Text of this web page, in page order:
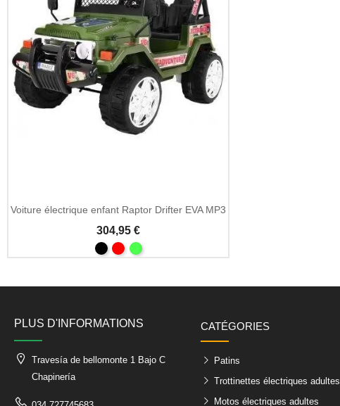
Voiture électrique enfant Raptor Drifter EVA MP3
304,95 €
PLUS D'INFORMATIONS
Travesía de bellomonte 1 Bajo C
Chapinería
CATÉGORIES
Patins
Trottinettes électriques adultes
Motos électriques adultes